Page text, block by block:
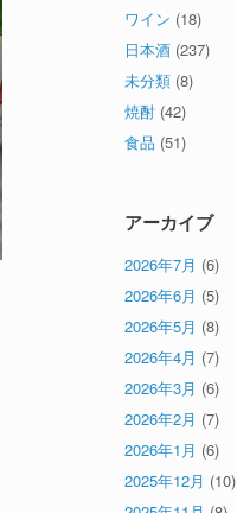
ワイン (18)
日本酒 (237)
未分類 (8)
焼酎 (42)
食品 (51)
アーカイブ
2026年7月 (6)
2026年6月 (5)
2026年5月 (8)
2026年4月 (7)
2026年3月 (6)
2026年2月 (7)
2026年1月 (6)
2025年12月 (10)